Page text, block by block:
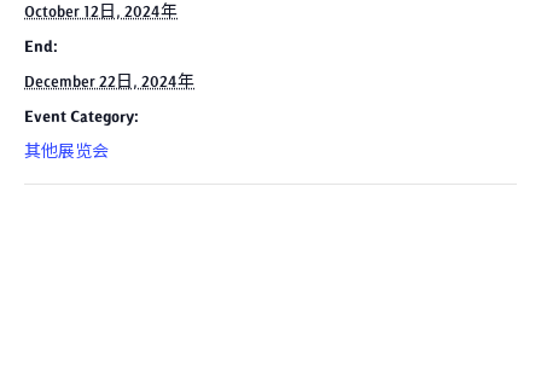
October 12日, 2024年
End:
December 22日, 2024年
Event Category:
其他展览会